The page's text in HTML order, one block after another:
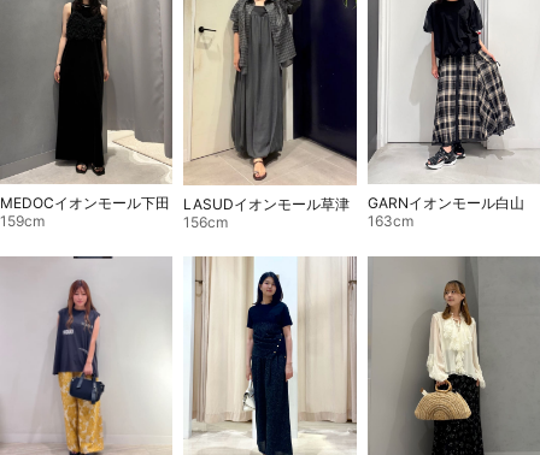
MEDOCイオンモール下田
159cm
LASUDイオンモール草津
156cm
GARNイオンモール白山
163cm